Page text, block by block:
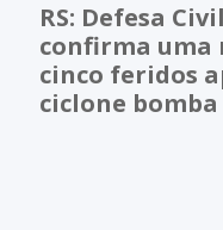
RS: Defesa Civil
confirma uma
cinco feridos
ciclone bomba